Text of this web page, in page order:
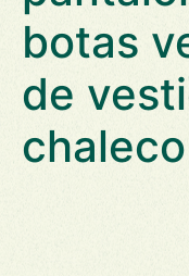
botas
de
chaleco